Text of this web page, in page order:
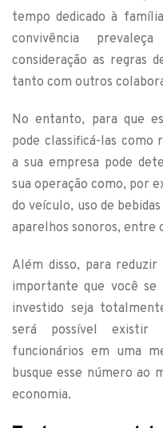
tempo dedicado à
convivência
consideração as regras
tanto com outros
No entanto, para que
pode classificá-las como
a sua empresa pode
sua operação como, por
do veículo, uso de
aparelhos sonoros, entre
Além disso, para
importante que você
investido seja
será possível existir
funcionários em uma
busque esse número ao
economia.